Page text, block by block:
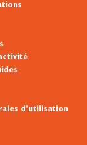
d’utilisation